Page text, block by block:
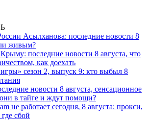
Асылханова: последние новости 8
живым?
последние новости 8 августа, что
как доехать
сезон 2, выпуск 9: кто выбыл 8
новости 8 августа, сенсационное
в тайге и ждут помощи?
не работает сегодня, 8 августа: прокси,
сбой